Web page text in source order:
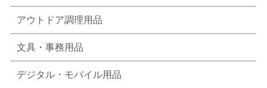
アウトドア調理用品
文具・事務用品
デジタル・モバイル用品